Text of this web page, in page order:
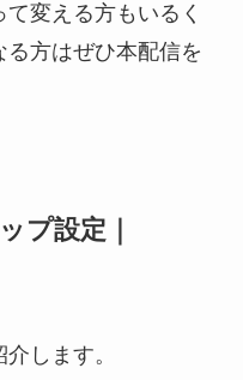
変える方もいるく
る方はぜひ本配信を
プ設定｜
します。